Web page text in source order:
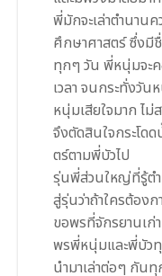
พี่มักจะเล่าตำนานค
ศึกษาศาสตร์ซึ่งมี
ทุกๆ วัน พี่หนุ่มจะ
เวลา จนกระทั่งวัน
หนุ่มเสียใจมาก ไม่
จึงตัดสินใจกระโดด
ตร์ตามพี่บัวไป
รุ่นพี่ส่วนใหญ่ที่รู้ต
สู่รุ่นว่าถ้าใครต้องก
ขอพรที่จักรยานเก่า
พรพี่หนุ่มและพี่บัว
นำมาเล่าต่อๆ กัน